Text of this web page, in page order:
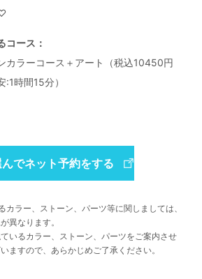
コース：
カラーコース＋アート（税込10450円
:1時間15分）
でネット予約をする
カラー、ストーン、パーツ等に関しましては、
異なります。
いるカラー、ストーン、パーツをご案内させ
ますので、あらかじめご了承ください。